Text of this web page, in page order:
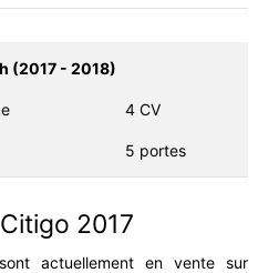
(2017 - 2018)
4 CV
5 portes
2017
actuellement en vente sur